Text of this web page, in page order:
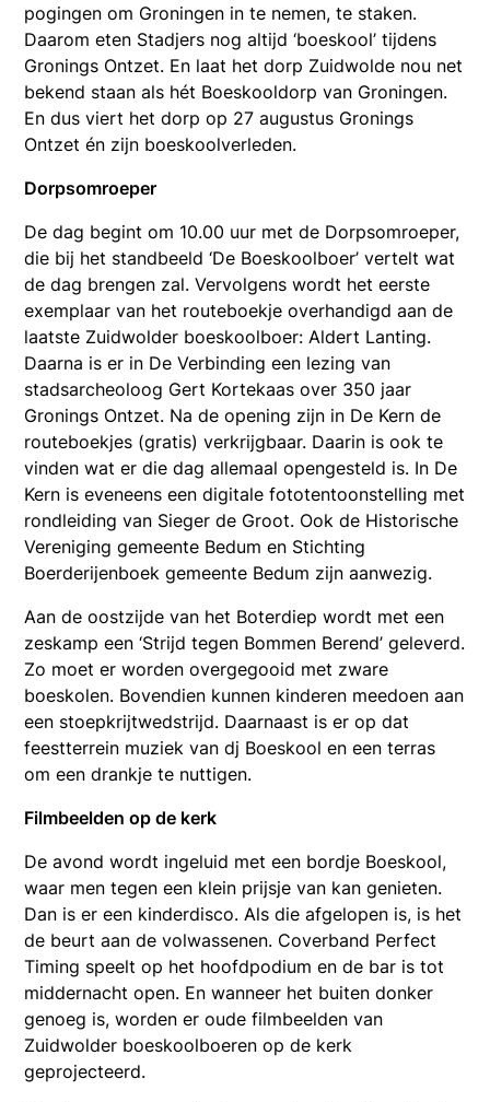
pogingen om Groningen in te nemen, te staken.
Daarom eten Stadjers nog altijd ‘boeskool’ tijdens
Gronings Ontzet. En laat het dorp Zuidwolde nou net
bekend staan als hét Boeskooldorp van Groningen.
En dus viert het dorp op 27 augustus Gronings
Ontzet én zijn boeskoolverleden.
Dorpsomroeper
De dag begint om 10.00 uur met de Dorpsomroeper,
die bij het standbeeld ‘De Boeskoolboer’ vertelt wat
de dag brengen zal. Vervolgens wordt het eerste
exemplaar van het routeboekje overhandigd aan de
laatste Zuidwolder boeskoolboer: Aldert Lanting.
Daarna is er in De Verbinding een lezing van
stadsarcheoloog Gert Kortekaas over 350 jaar
Gronings Ontzet. Na de opening zijn in De Kern de
routeboekjes (gratis) verkrijgbaar. Daarin is ook te
vinden wat er die dag allemaal opengesteld is. In De
Kern is eveneens een digitale fototentoonstelling met
rondleiding van Sieger de Groot. Ook de Historische
Vereniging gemeente Bedum en Stichting
Boerderijenboek gemeente Bedum zijn aanwezig.
Aan de oostzijde van het Boterdiep wordt met een
zeskamp een ‘Strijd tegen Bommen Berend’ geleverd.
Zo moet er worden overgegooid met zware
boeskolen. Bovendien kunnen kinderen meedoen aan
een stoepkrijtwedstrijd. Daarnaast is er op dat
feestterrein muziek van dj Boeskool en een terras
om een drankje te nuttigen.
Filmbeelden op de kerk
De avond wordt ingeluid met een bordje Boeskool,
waar men tegen een klein prijsje van kan genieten.
Dan is er een kinderdisco. Als die afgelopen is, is het
de beurt aan de volwassenen. Coverband Perfect
Timing speelt op het hoofdpodium en de bar is tot
middernacht open. En wanneer het buiten donker
genoeg is, worden er oude filmbeelden van
Zuidwolder boeskoolboeren op de kerk
geprojecteerd.